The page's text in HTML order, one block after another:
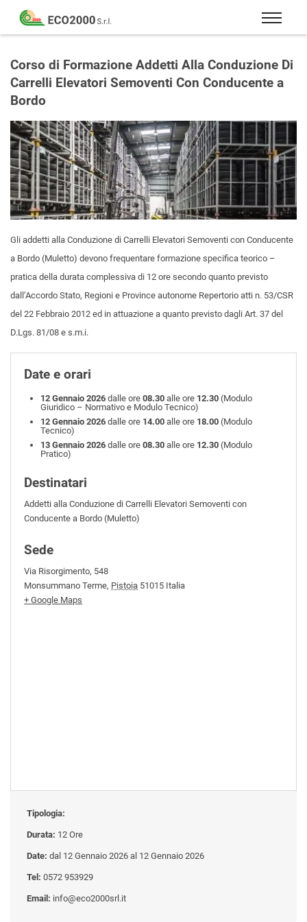
Eco
2000
Formazione
consulenza
per
la
sicurezza
sul
lavoro
–
D.Lgs
81/08
Corso di Formazione Addetti Alla Conduzione Di
Carrelli Elevatori Semoventi Con Conducente a
Bordo
Gli addetti alla Conduzione di Carrelli Elevatori Semoventi con Conducente
a Bordo (Muletto) devono frequentare formazione specifica teorico –
pratica della durata complessiva di 12 ore secondo quanto previsto
dall’Accordo Stato, Regioni e Province autonome Repertorio atti n. 53/CSR
del 22 Febbraio 2012 ed in attuazione a quanto previsto dagli Art. 37 del
D.Lgs. 81/08 e s.m.i.
Date e orari
12 Gennaio 2026 dalle ore08.30 alle ore 12.30(Modulo
Giuridico – Normativo e Modulo Tecnico)
12 Gennaio 2026 dalle ore 14.00 alle ore 18.00(Modulo
Tecnico)
13 Gennaio 2026 dalle ore08.30 alle ore 12.30(Modulo
Pratico)
Destinatari
Addetti alla Conduzione di Carrelli Elevatori Semoventi con
Conducente a Bordo (Muletto)
Sede
Via Risorgimento, 548
Monsummano Terme, Pistoia 51015 Italia
+ Google Maps
Tipologia:
Durata: 12 Ore
Date: dal 12 Gennaio 2026 al 12 Gennaio 2026
Tel: 0572 953929
Email: info@eco2000srl.it